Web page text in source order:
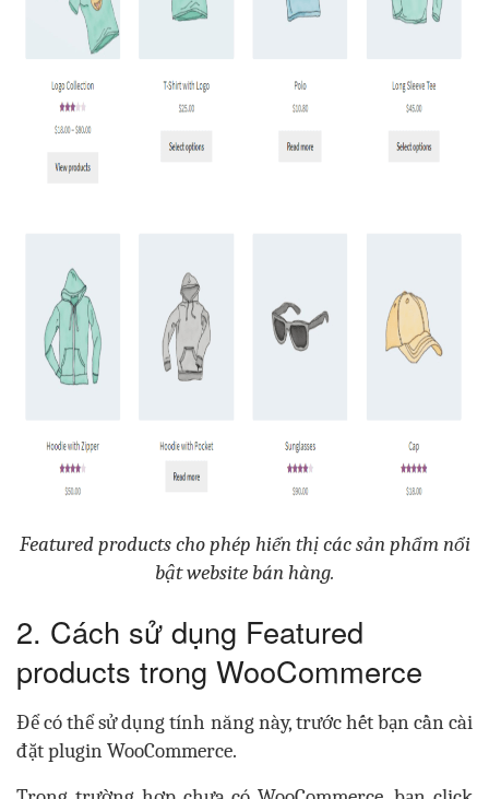
Featured products cho phép hiển thị các sản phẩm nổi
bật website bán hàng.
2. Cách sử dụng Featured
products trong WooCommerce
Để có thể sử dụng tính năng này, trước hết bạn cần cài
đặt plugin WooCommerce.